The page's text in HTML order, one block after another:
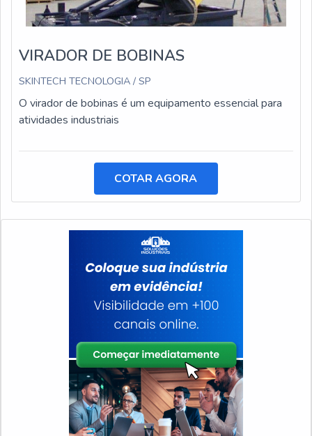
VIRADOR DE BOBINAS
SKINTECH TECNOLOGIA / SP
O virador de bobinas é um equipamento essencial para
atividades industriais
COTAR AGORA